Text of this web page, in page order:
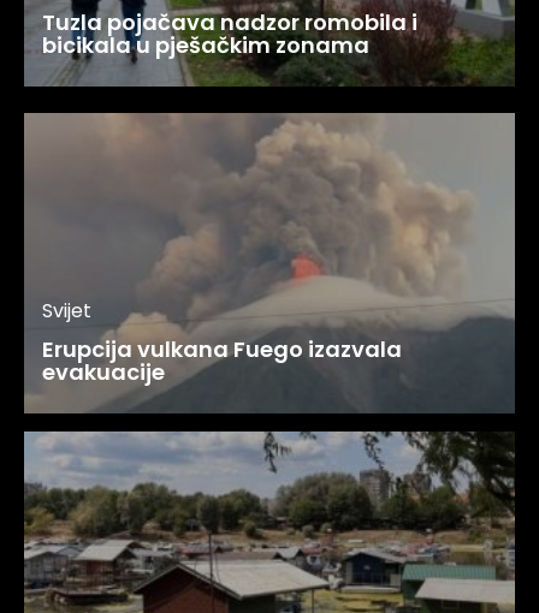
Tuzla pojačava nadzor romobila i
bicikala u pješačkim zonama
Svijet
Erupcija vulkana Fuego izazvala
evakuacije